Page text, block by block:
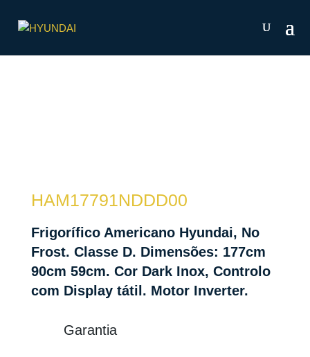
HAM17791NDDD00
Frigorífico Americano Hyundai, No
Frost. Classe D. Dimensões: 177cm
90cm 59cm. Cor Dark Inox, Controlo
com Display tátil. Motor Inverter.
Garantia